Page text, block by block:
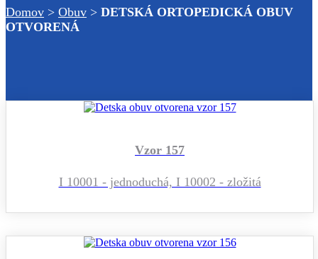
Domov > Obuv > DETSKÁ ORTOPEDICKÁ OBUV
OTVORENÁ
Vzor 157
I 10001 - jednoduchá, I 10002 - zložitá